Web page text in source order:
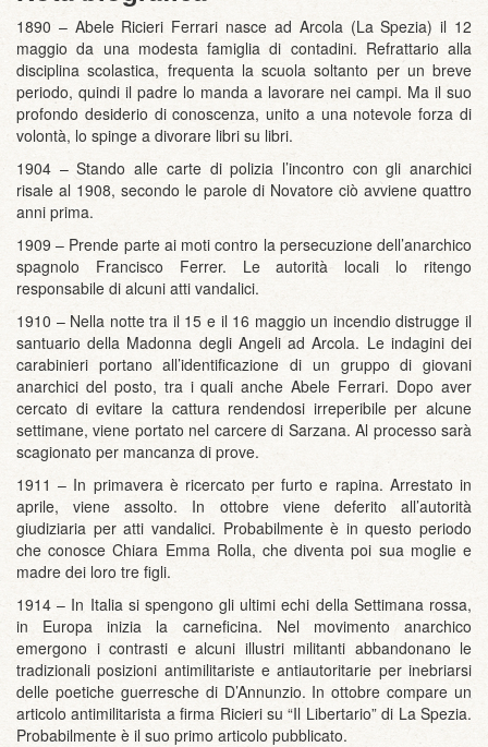
1890 – Abele Ricieri Ferrari nasce ad Arcola (La Spezia) il 12
maggio da una modesta famiglia di contadini. Refrattario alla
disciplina scolastica, frequenta la scuola soltanto per un breve
periodo, quindi il padre lo manda a lavorare nei campi. Ma il suo
profondo desiderio di conoscenza, unito a una notevole forza di
volontà, lo spinge a divorare libri su libri.
1904 – Stando alle carte di polizia l’incontro con gli anarchici
risale al 1908, secondo le parole di Novatore ciò avviene quattro
anni prima.
1909 – Prende parte ai moti contro la persecuzione dell’anarchico
spagnolo Francisco Ferrer. Le autorità locali lo ritengo
responsabile di alcuni atti vandalici.
1910 – Nella notte tra il 15 e il 16 maggio un incendio distrugge il
santuario della Madonna degli Angeli ad Arcola. Le indagini dei
carabinieri portano all’identificazione di un gruppo di giovani
anarchici del posto, tra i quali anche Abele Ferrari. Dopo aver
cercato di evitare la cattura rendendosi irreperibile per alcune
settimane, viene portato nel carcere di Sarzana. Al processo sarà
scagionato per mancanza di prove.
1911 – In primavera è ricercato per furto e rapina. Arrestato in
aprile, viene assolto. In ottobre viene deferito all’autorità
giudiziaria per atti vandalici. Probabilmente è in questo periodo
che conosce Chiara Emma Rolla, che diventa poi sua moglie e
madre dei loro tre figli.
1914 – In Italia si spengono gli ultimi echi della Settimana rossa,
in Europa inizia la carneficina. Nel movimento anarchico
emergono i contrasti e alcuni illustri militanti abbandonano le
tradizionali posizioni antimilitariste e antiautoritarie per inebriarsi
delle poetiche guerresche di D’Annunzio. In ottobre compare un
articolo antimilitarista a firma Ricieri su “Il Libertario” di La Spezia.
Probabilmente è il suo primo articolo pubblicato.